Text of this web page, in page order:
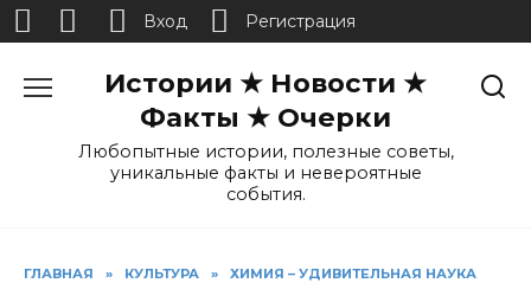
Истории ★ Новости ★
Факты ★ Очерки
Любопытные истории, полезные советы,
уникальные факты и невероятные
события.
ГЛАВНАЯ » КУЛЬТУРА » ХИМИЯ – УДИВИТЕЛЬНАЯ НАУКА
Вход Регистрация